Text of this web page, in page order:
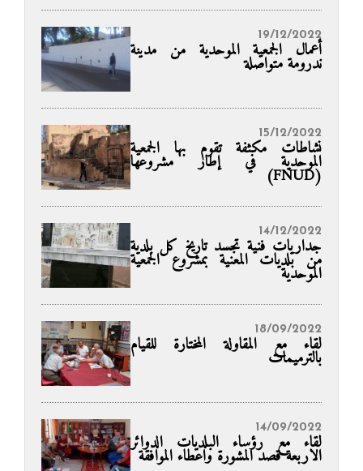
19/12/2022
أعمال الجمعية الموحدية من مدينة
ندرومة متواصلة
15/12/2022
نشاطات مكثفة تقوم بها الجمعية
الموحدية في إطار مشروعها
(FNUD)
14/12/2022
جداريات فنية تجسد تاريخ كل بلدية
من بلديات المعنية بمشروع الجمعية
الموحدية
18/09/2022
لقاء مع المقاولة المختارة للقيام
بالترميمات
14/09/2022
لقاء مع رؤساء البلديات الدوائر
الاربعة قصد المشورة واعطاء الموافقة